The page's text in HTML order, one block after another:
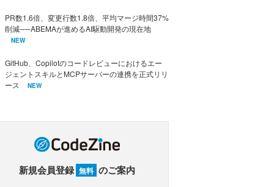
PR数1.6倍、変更行数1.8倍、平均マージ時間37%
削減──ABEMAが進めるAI駆動開発の現在地
NEW
GitHub、Copilotのコードレビューにおけるエー
ジェントスキルとMCPサーバーの連携を正式リリ
ース
NEW
新規会員登録 無料 のご案内